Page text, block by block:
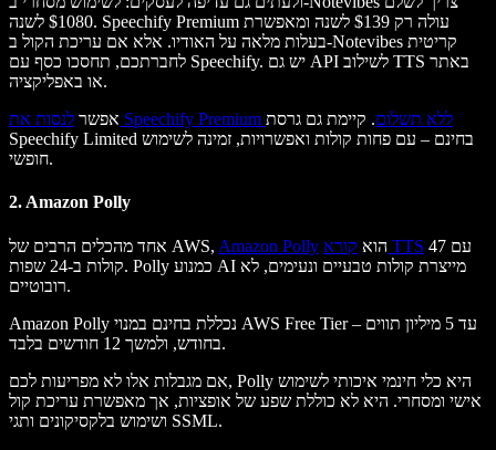
$1080 לשנה. Speechify Premium עולה רק $139 לשנה ומאפשרת
בעלות מלאה על האודיו. אלא אם עריכת הקול ב-Notevibes קריטית
לחברתכם, תחסכו כסף עם Speechify. יש גם API לשילוב TTS באתר
או באפליקציה.
אפשר
לנסות את Speechify Premium ללא תשלום. קיימת גם גרסת
Speechify Limited בחינם – עם פחות קולות ואפשרויות, זמינה לשימוש
חופשי.
2. Amazon Polly
אחד מהכלים הרבים של AWS, Amazon Polly הוא קורא TTS
קולות ב-24 שפות. Polly כמנוע AI מייצרת קולות טבעיים ונעימים, לא
רובוטיים.
Amazon Polly נכללת בחינם במנוי AWS Free Tier – עד 5 מיליון תווים
בחודש, ולמשך 12 חודשים בלבד.
אם מגבלות אלו לא מפריעות לכם, Polly היא כלי חינמי איכותי לשימוש
אישי ומסחרי. היא לא כוללת שפע של אופציות, אך מאפשרת עריכת קול
ושימוש בלקסיקונים ותגי SSML.